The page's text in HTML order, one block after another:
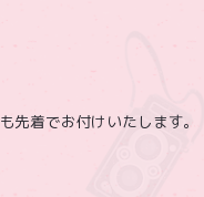
着でお付けいたします。